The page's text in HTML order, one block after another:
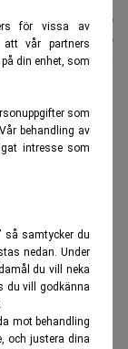
för vissa av
vår partners
din enhet, som
som
behandling av
intresse som
så samtycker du
nedan. Under
du vill neka
du vill godkänna
mot behandling
och justera dina
19 juli 2026
20 juli 2026
avgjort
Domen får